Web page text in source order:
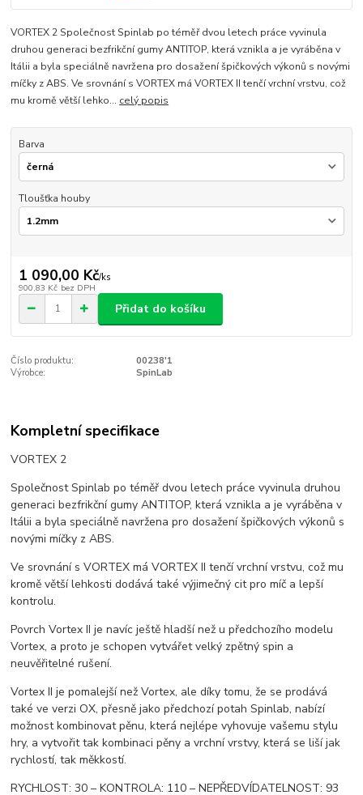
VORTEX 2 Společnost Spinlab po téměř dvou letech práce vyvinula
druhou generaci bezfrikční gumy ANTITOP, která vznikla a je vyráběna v
Itálii a byla speciálně navržena pro dosažení špičkových výkonů s novými
míčky z ABS. Ve srovnání s VORTEX má VORTEX II tenčí vrchní vrstvu, což
mu kromě větší lehko... celý popis
Barva
Tloušťka houby
1 090,00 Kč/ks
900,83 Kč bez DPH
Přidat do košíku
Číslo produktu:
00238'1
Výrobce:
SpinLab
Kompletní specifikace
VORTEX 2
Společnost Spinlab po téměř dvou letech práce vyvinula druhou
generaci bezfrikční gumy ANTITOP, která vznikla a je vyráběna v
Itálii a byla speciálně navržena pro dosažení špičkových výkonů s
novými míčky z ABS.
Ve srovnání s VORTEX má VORTEX II tenčí vrchní vrstvu, což mu
kromě větší lehkosti dodává také výjimečný cit pro míč a lepší
kontrolu.
Povrch Vortex II je navíc ještě hladší než u předchozího modelu
Vortex, a proto je schopen vytvářet velký zpětný spin a
neuvěřitelné rušení.
Vortex II je pomalejší než Vortex, ale díky tomu, že se prodává
také ve verzi OX, přesně jako předchozí potah Spinlab, nabízí
možnost kombinovat pěnu, která nejlépe vyhovuje vašemu stylu
hry, a vytvořit tak kombinaci pěny a vrchní vrstvy, která se liší jak
rychlostí, tak měkkostí.
RYCHLOST: 30 – KONTROLA: 110 – NEPŘEDVÍDATELNOST: 93